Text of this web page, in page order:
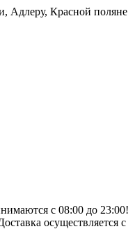
Адлеру, Красной поляне
с 08:00 до 23:00!
осуществляется с